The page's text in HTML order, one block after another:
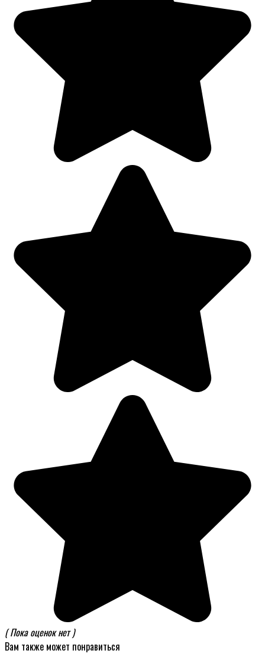
( Пока оценок нет )
Вам также может понравиться